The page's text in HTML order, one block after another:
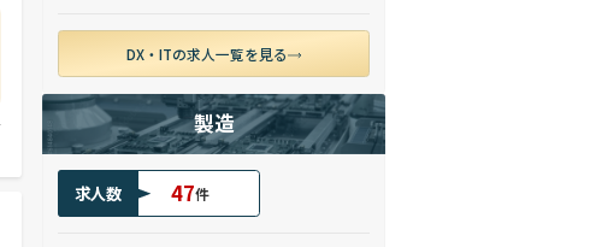
DX・ITの求人一覧を見る
製造
求人数 47件